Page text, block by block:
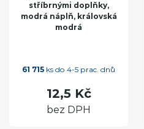
stříbrnými doplňky,
modrá náplň, královská
modrá
61 715 ks do 4-5 prac. dnů
12,5 Kč
bez DPH